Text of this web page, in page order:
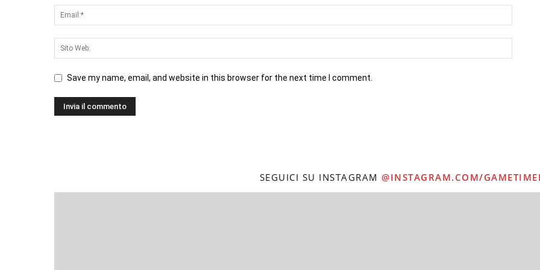
Save my name, email, and website in this browser for the next time I comment.
SEGUICI SU INSTAGRAM @INSTAGRAM.COM/